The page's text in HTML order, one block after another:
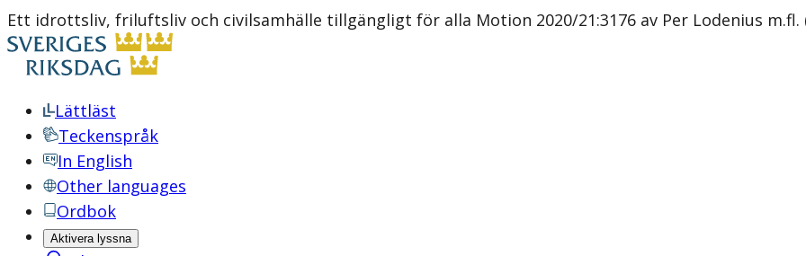
Ett idrottsliv, friluftsliv och civilsamhälle tillgängligt för alla Motion 2020/21:3176 av Per Lodenius m.fl.
Lättläst
Teckenspråk
In English
Other languages
Ordbok
Aktivera lyssna